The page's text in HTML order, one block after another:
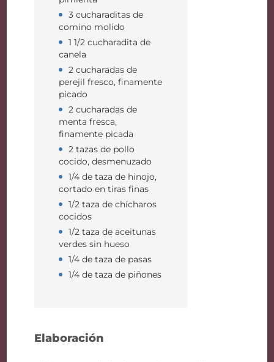
3 cucharaditas de
comino molido
1 1/2 cucharadita de
canela
2 cucharadas de
perejil fresco, finamente
picado
2 cucharadas de
menta fresca,
finamente picada
2 tazas de pollo
cocido, desmenuzado
1/4 de taza de hinojo,
cortado en tiras finas
1/2 taza de chícharos
cocidos
1/2 taza de aceitunas
verdes sin hueso
1/4 de taza de pasas
1/4 de taza de piñones
Elaboración